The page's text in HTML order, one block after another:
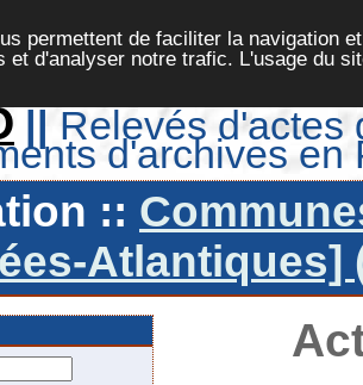
permettent de faciliter la navigation
et d'analyser notre trafic. L'usage du
|| Relevés d'actes
d'archives en
::
Atlantiques]